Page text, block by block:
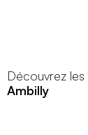
Découvrez les
Ambilly